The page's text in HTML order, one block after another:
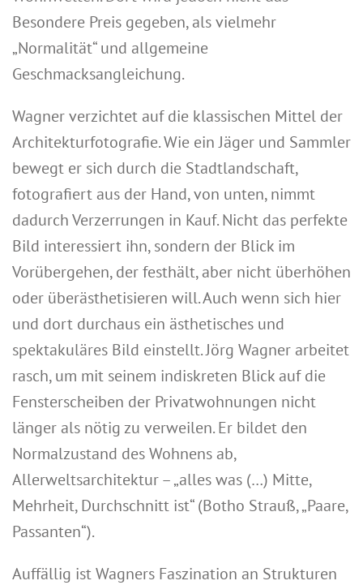
Besondere Preis gegeben, als vielmehr
„Normalität“ und allgemeine
Geschmacksangleichung.
Wagner verzichtet auf die klassischen Mittel der
Architekturfotografie. Wie ein Jäger und Sammler
bewegt er sich durch die Stadtlandschaft,
fotografiert aus der Hand, von unten, nimmt
dadurch Verzerrungen in Kauf. Nicht das perfekte
Bild interessiert ihn, sondern der Blick im
Vorübergehen, der festhält, aber nicht überhöhen
oder überästhetisieren will. Auch wenn sich hier
und dort durchaus ein ästhetisches und
spektakuläres Bild einstellt. Jörg Wagner arbeitet
rasch, um mit seinem indiskreten Blick auf die
Fensterscheiben der Privatwohnungen nicht
länger als nötig zu verweilen. Er bildet den
Normalzustand des Wohnens ab,
Allerweltsarchitektur – „alles was (…) Mitte,
Mehrheit, Durchschnitt ist“ (Botho Strauß, „Paare,
Passanten“).
Auffällig ist Wagners Faszination an Strukturen